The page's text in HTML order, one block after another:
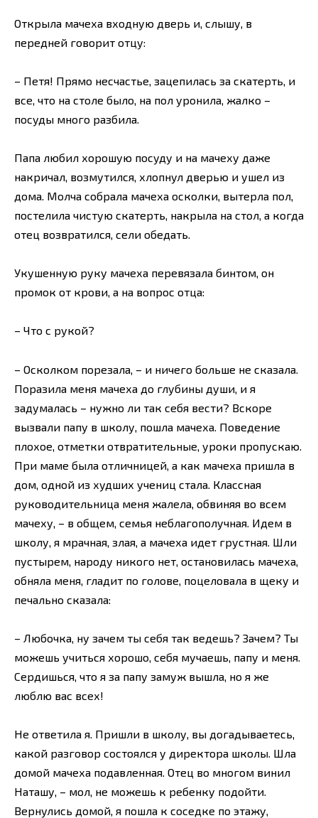
Открыла мачеха входную дверь и, слышу, в
передней говорит отцу:
– Петя! Прямо несчастье, зацепилась за скатерть, и
все, что на столе было, на пол уронила, жалко –
посуды много разбила.
Папа любил хорошую посуду и на мачеху даже
накричал, возмутился, хлопнул дверью и ушел из
дома. Молча собрала мачеха осколки, вытерла пол,
постелила чистую скатерть, накрыла на стол, а когда
отец возвратился, сели обедать.
Укушенную руку мачеха перевязала бинтом, он
промок от крови, а на вопрос отца:
– Что с рукой?
– Осколком порезала, – и ничего больше не сказала.
Поразила меня мачеха до глубины души, и я
задумалась – нужно ли так себя вести? Вскоре
вызвали папу в школу, пошла мачеха. Поведение
плохое, отметки отвратительные, уроки пропускаю.
При маме была отличницей, а как мачеха пришла в
дом, одной из худших учениц стала. Классная
руководительница меня жалела, обвиняя во всем
мачеху, – в общем, семья неблагополучная. Идем в
школу, я мрачная, злая, а мачеха идет грустная. Шли
пустырем, народу никого нет, остановилась мачеха,
обняла меня, гладит по голове, поцеловала в щеку и
печально сказала:
– Любочка, ну зачем ты себя так ведешь? Зачем? Ты
можешь учиться хорошо, себя мучаешь, папу и меня.
Сердишься, что я за папу замуж вышла, но я же
люблю вас всех!
Не ответила я. Пришли в школу, вы догадываетесь,
какой разговор состоялся у директора школы. Шла
домой мачеха подавленная. Отец во многом винил
Наташу, – мол, не можешь к ребенку подойти.
Вернулись домой, я пошла к соседке по этажу,